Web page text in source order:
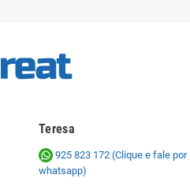
Teresa
925 823 172 (Clique e fale por
whatsapp)